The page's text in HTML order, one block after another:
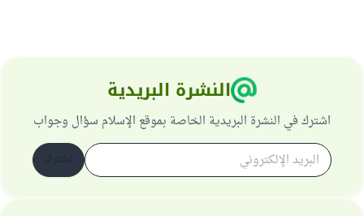
النشرة البريدية
اشترك في النشرة البريدية الخاصة بموقع الإسلام سؤال وجواب